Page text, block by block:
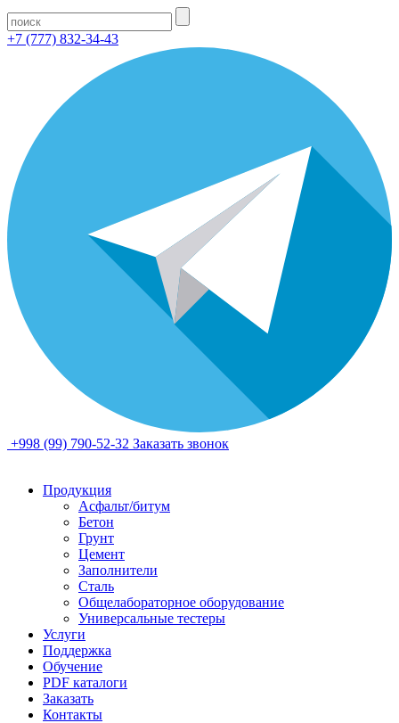
+7 (777) 832-34-43
+998 (99) 790-52-32 Заказать звонок
Продукция
Асфальт/битум
Бетон
Грунт
Цемент
Заполнители
Сталь
Общелабораторное оборудование
Универсальные тестеры
Услуги
Поддержка
Обучение
PDF каталоги
Заказать
Контакты